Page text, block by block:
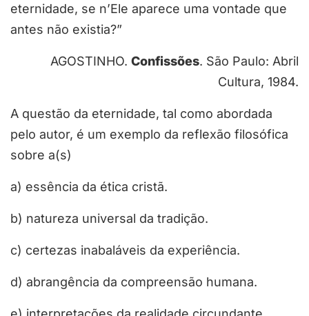
eternidade, se n’Ele aparece uma vontade que
antes não existia?”
AGOSTINHO. Confissões. São Paulo: Abril
Cultura, 1984.
A questão da eternidade, tal como abordada
pelo autor, é um exemplo da reflexão filosófica
sobre a(s)
a) essência da ética cristã.
b) natureza universal da tradição.
c) certezas inabaláveis da experiência.
d) abrangência da compreensão humana.